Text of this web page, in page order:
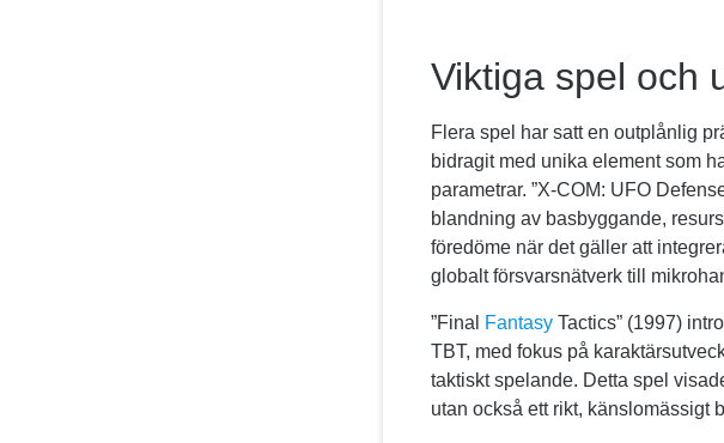
Viktiga spel och
Flera spel har satt en outplånlig
bidragit med unika element som
parametrar. ”X-COM: UFO
blandning av basbyggande,
föredöme när det gäller att
globalt försvarsnätverk till
”Final Fantasy Tactics” (1997)
TBT, med fokus på
taktiskt spelande. Detta spel
utan också ett rikt, känslomässigt